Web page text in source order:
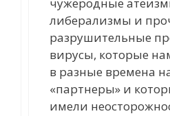
чужеродные
либерализмы и
разрушительные
вирусы, которые
в разные времена
«партнеры» и
имели